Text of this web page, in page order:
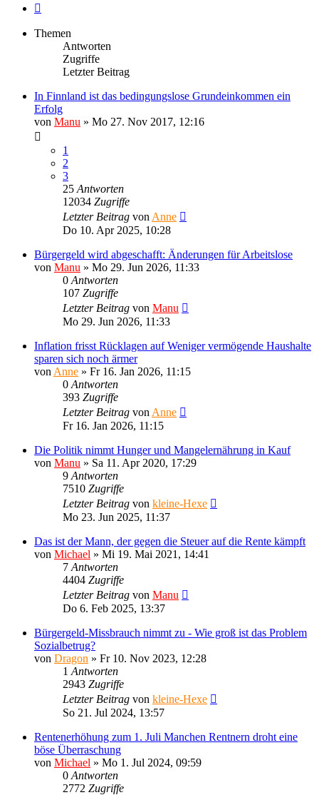
Themen
Antworten
Zugriffe
Letzter Beitrag
In Finnland ist das bedingungslose Grundeinkommen ein
Erfolg
von Manu » Mo 27. Nov 2017, 12:16
1
2
3
25 Antworten
12034 Zugriffe
Letzter Beitrag von Anne
Do 10. Apr 2025, 10:28
Bürgergeld wird abgeschafft: Änderungen für Arbeitslose
von Manu » Mo 29. Jun 2026, 11:33
0 Antworten
107 Zugriffe
Letzter Beitrag von Manu
Mo 29. Jun 2026, 11:33
Inflation frisst Rücklagen auf Weniger vermögende Haushalte
sparen sich noch ärmer
von Anne » Fr 16. Jan 2026, 11:15
0 Antworten
393 Zugriffe
Letzter Beitrag von Anne
Fr 16. Jan 2026, 11:15
Die Politik nimmt Hunger und Mangelernährung in Kauf
von Manu » Sa 11. Apr 2020, 17:29
9 Antworten
7510 Zugriffe
Letzter Beitrag von kleine-Hexe
Mo 23. Jun 2025, 11:37
Das ist der Mann, der gegen die Steuer auf die Rente kämpft
von Michael » Mi 19. Mai 2021, 14:41
7 Antworten
4404 Zugriffe
Letzter Beitrag von Manu
Do 6. Feb 2025, 13:37
Bürgergeld-Missbrauch nimmt zu - Wie groß ist das Problem
Sozialbetrug?
von Dragon » Fr 10. Nov 2023, 12:28
1 Antworten
2943 Zugriffe
Letzter Beitrag von kleine-Hexe
So 21. Jul 2024, 13:57
Rentenerhöhung zum 1. Juli Manchen Rentnern droht eine
böse Überraschung
von Michael » Mo 1. Jul 2024, 09:59
0 Antworten
2772 Zugriffe